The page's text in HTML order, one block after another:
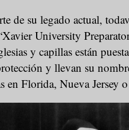
de su legado actual,
University
y capillas están
y llevan su
en Florida, Nueva Jersey